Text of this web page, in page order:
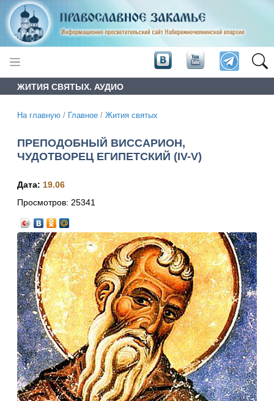
ЖИТИЯ СВЯТЫХ. АУДИО
На главную / Главное / Жития святых
ПРЕПОДОБНЫЙ ВИССАРИОН,
ЧУДОТВОРЕЦ ЕГИПЕТСКИЙ (IV-V)
Дата: 19.06
Просмотров: 25341